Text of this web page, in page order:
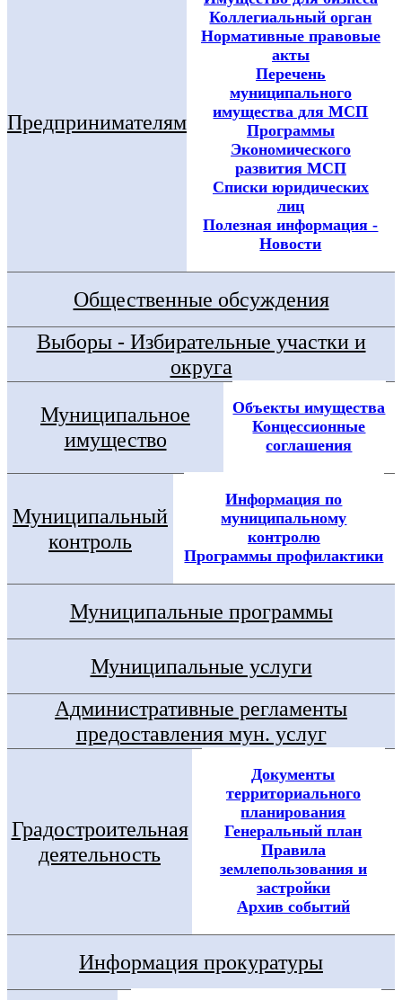
Предпринимателям
Коллегиальный орган
Нормативные правовые
акты
Перечень
муниципального
имущества для МСП
Программы
Экономического
развития МСП
Списки юридических
лиц
Полезная информация -
Новости
Общественные обсуждения
Выборы - Избирательные участки и
округа
Муниципальное
имущество
Объекты имущества
Концессионные
соглашения
Муниципальный
контроль
Информация по
муниципальному
контролю
Программы профилактики
Муниципальные программы
Муниципальные услуги
Административные регламенты
предоставления мун. услуг
Градостроительная
деятельность
Документы
территориального
планирования
Генеральный план
Правила
землепользования и
застройки
Архив событий
Информация прокуратуры